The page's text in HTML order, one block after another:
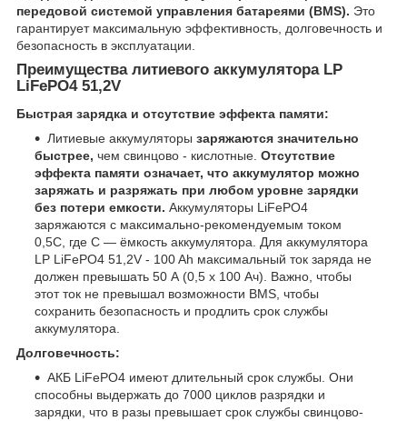
передовой системой управления батареями (BMS). Это
гарантирует максимальную эффективность, долговечность и
безопасность в эксплуатации.
Преимущества литиевого аккумулятора LP
LiFePO4 51,2V
Быстрая зарядка и отсутствие эффекта памяти:
Литиевые аккумуляторы заряжаются значительно
быстрее, чем свинцово - кислотные. Отсутствие
эффекта памяти означает, что аккумулятор можно
заряжать и разряжать при любом уровне зарядки
без потери емкости. Аккумуляторы LiFePO4
заряжаются с максимально-рекомендуемым током
0,5С, где С — ёмкость аккумулятора. Для аккумулятора
LP LiFePO4 51,2V - 100 Ah максимальный ток заряда не
должен превышать 50 А (0,5 x 100 Ач). Важно, чтобы
этот ток не превышал возможности BMS, чтобы
сохранить безопасность и продлить срок службы
аккумулятора.
Долговечность:
АКБ LiFePO4 имеют длительный срок службы. Они
способны выдержать до 7000 циклов разрядки и
зарядки, что в разы превышает срок службы свинцово-